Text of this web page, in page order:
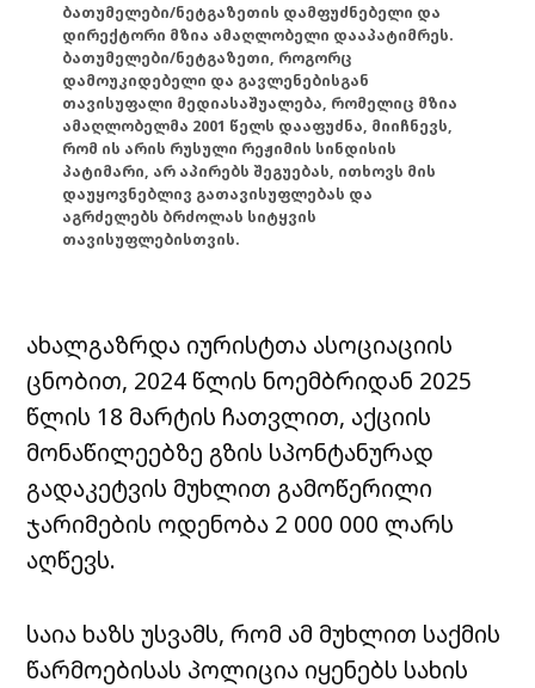
ბათუმელები/ნეტგაზეთის დამფუძნებელი და
დირექტორი მზია ამაღლობელი დააპატიმრეს.
ბათუმელები/ნეტგაზეთი, როგორც
დამოუკიდებელი და გავლენებისგან
თავისუფალი მედიასაშუალება, რომელიც მზია
ამაღლობელმა 2001 წელს დააფუძნა, მიიჩნევს,
რომ ის არის რუსული რეჟიმის სინდისის
პატიმარი, არ აპირებს შეგუებას, ითხოვს მის
დაუყოვნებლივ გათავისუფლებას და
აგრძელებს ბრძოლას სიტყვის
თავისუფლებისთვის.
ახალგაზრდა იურისტთა ასოციაციის
ცნობით, 2024 წლის ნოემბრიდან 2025
წლის 18 მარტის ჩათვლით, აქციის
მონაწილეებზე გზის სპონტანურად
გადაკეტვის მუხლით გამოწერილი
ჯარიმების ოდენობა 2 000 000 ლარს
აღწევს.
საია ხაზს უსვამს, რომ ამ მუხლით საქმის
წარმოებისას პოლიცია იყენებს სახის